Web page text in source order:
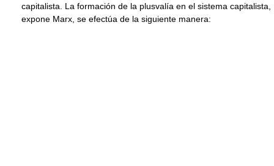
capitalista. La formación de la plusvalía en el sistema capitalista,
expone Marx, se efectúa de la siguiente manera: